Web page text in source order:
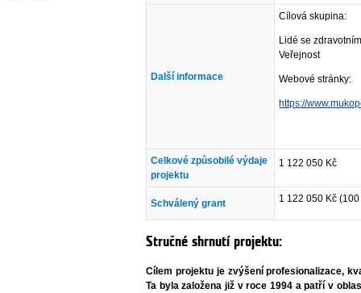
Další informace
Cílová skupina:
Lidé se
Veřejnost
Webové stránky:
https://
Celkové způsobilé výdaje
projektu
1 122 050 Kč
Schválený grant 1 122 050 Kč
Stručné shrnutí projektu:
Cílem projektu je zvýšení profesionalizace,
Ta byla založena již v roce 1994 a patří v